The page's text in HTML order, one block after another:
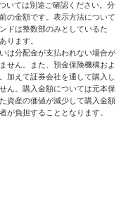
いては別途ご確認ください。分
の金額です。表示方法について
ドは整数部のみとしているた
ります。
は分配金が支払われない場合が
せん。また、預金保険機構およ
加えて証券会社を通して購入し
ん。購入金額については元本保
資産の価値が減少して購入金額
が負担することとなります。